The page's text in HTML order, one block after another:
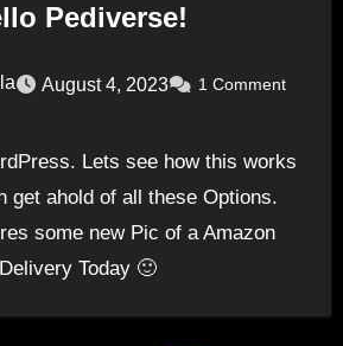
Pediverse!
August 4, 2023 1 Comment
Lets see how this works
get ahold of all these Options.
some new Pic of a Amazon
Delivery Today 🙂